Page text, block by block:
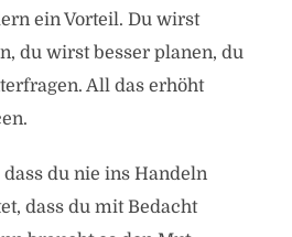
ein Vorteil. Du wirst
du wirst besser planen, du
All das erhöht
du nie ins Handeln
dass du mit Bedacht